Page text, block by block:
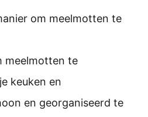
om meelmotten te
meelmotten te
keuken en
en georganiseerd te